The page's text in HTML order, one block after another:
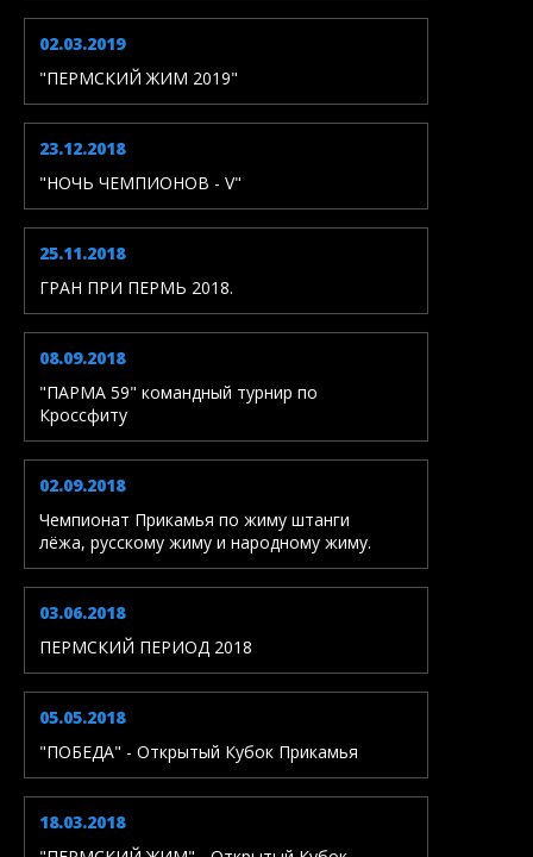
02.03.2019
"ПЕРМСКИЙ ЖИМ 2019"
23.12.2018
"НОЧЬ ЧЕМПИОНОВ - V"
25.11.2018
ГРАН ПРИ ПЕРМЬ 2018.
08.09.2018
"ПАРМА 59" командный турнир по
Кроссфиту
02.09.2018
Чемпионат Прикамья по жиму штанги
лёжа, русскому жиму и народному жиму.
03.06.2018
ПЕРМСКИЙ ПЕРИОД 2018
05.05.2018
"ПОБЕДА" - Открытый Кубок Прикамья
18.03.2018